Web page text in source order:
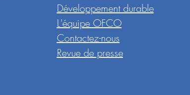
Développement durable
L'équipe OFCO
Contactez-nous
Revue de presse